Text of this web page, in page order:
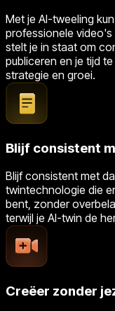
Met je AI-tweeling
professionele
stelt je in staat om
publiceren en je tijd
strategie en groei.
Blijf consistent
Blijf consistent met
twintechnologie die
bent, zonder
terwijl je AI-twin de
Creëer zonder